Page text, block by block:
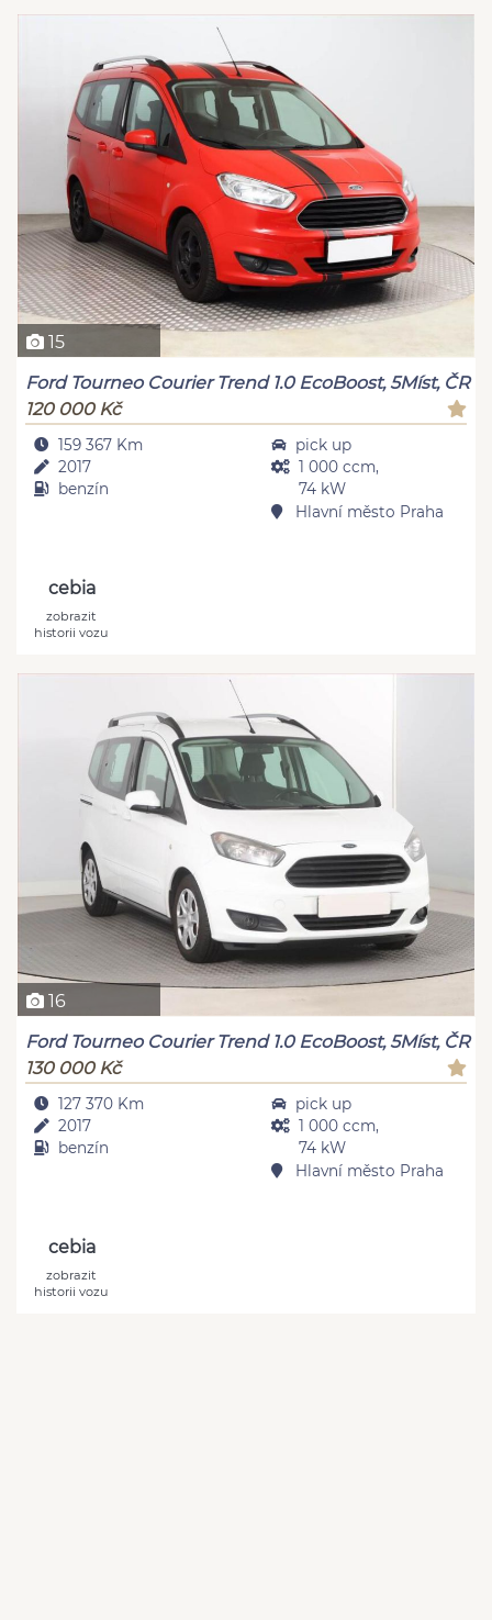
15
Ford Tourneo Courier Trend 1.0 EcoBoost, 5Míst, ČR
120 000 Kč
159 367 Km
2017
benzín
pick up
1 000 ccm,
74 kW
Hlavní město Praha
cebia
zobrazit
historii vozu
16
Ford Tourneo Courier Trend 1.0 EcoBoost, 5Míst, ČR
130 000 Kč
127 370 Km
2017
benzín
pick up
1 000 ccm,
74 kW
Hlavní město Praha
cebia
zobrazit
historii vozu